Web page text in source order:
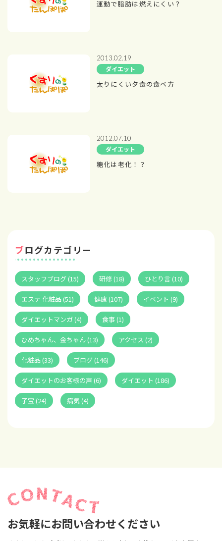
運動で脂肪は燃えにくい？
2013.02.19
ダイエット
太りにくい夕食の食べ方
2012.07.10
ダイエット
糖化は老化！？
ブログカテゴリー
スタッフブログ (15) 研修 (18) ひとり言 (10)
エステ 化粧品 (51) 健康 (107) イベント (9)
ダイエットマンガ (4) 食事 (1)
ひめちゃん、金ちゃん (13) アクセス (2)
化粧品 (33) ブログ (146)
ダイエットのお客様の声 (6) ダイエット (186)
子宝 (24) 病気 (4)
お気軽にお問い合わせください